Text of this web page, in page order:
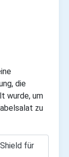
die
wurde, um
zu
für